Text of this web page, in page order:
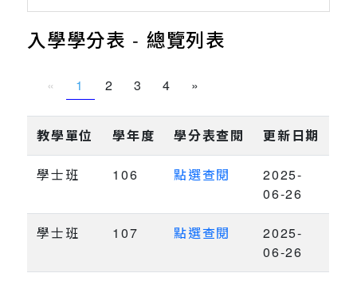
入學學分表 - 總覽列表
« 1 2 3 4 »
教學單位 學年度 學分表查閱 更新日期
學士班 106 點選查閱
2025-
06-26
學士班 107 點選查閱
2025-
06-26